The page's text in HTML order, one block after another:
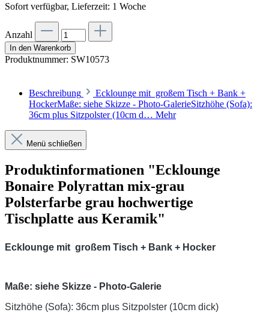
Sofort verfügbar, Lieferzeit: 1 Woche
Anzahl
In den Warenkorb
Produktnummer: SW10573
Beschreibung
Ecklounge mit großem Tisch + Bank +
HockerMaße: siehe Skizze - Photo-GalerieSitzhöhe (Sofa):
36cm plus Sitzpolster (10cm d… Mehr
Menü schließen
Produktinformationen "Ecklounge
Bonaire Polyrattan mix-grau
Polsterfarbe grau hochwertige
Tischplatte aus Keramik"
Ecklounge mit großem Tisch + Bank + Hocker
Maße: siehe Skizze - Photo-Galerie
Sitzhöhe (Sofa): 36cm plus Sitzpolster (10cm dick)